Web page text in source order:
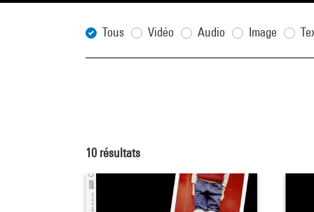
Tous Vidéo Audio Image
10 résultats